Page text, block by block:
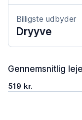
Billigste udbyder
Dryyve
Gennemsnitlig
519 kr.